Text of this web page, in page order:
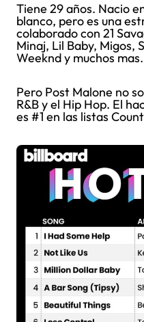
Tiene 29 años. Nacio
blanco, pero es una
colaborado con 21
Minaj, Lil Baby, Migos,
Weeknd y muchos mas.
Pero Post Malone no
R&B y el Hip Hop. El
es #1 en las listas